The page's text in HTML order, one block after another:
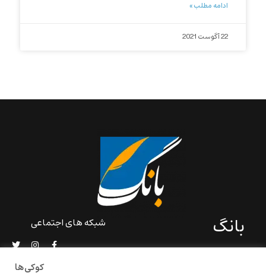
ادامه مطلب »
22 آگوست 2021
بانگ شبکه های اجتماعی
کوکی‌ها